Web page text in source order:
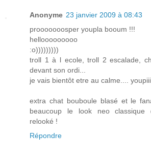
Anonyme 23 janvier 2009 à 08:43
prooooooosper youpla booum !!!
hellooooooooo
:o)))))))))
troll 1 à l ecole, troll 2 escalade,
devant son ordi...
je vais bientôt etre au calme....
extra chat bouboule blasé et le
beaucoup le look neo classique
relooké !
Répondre